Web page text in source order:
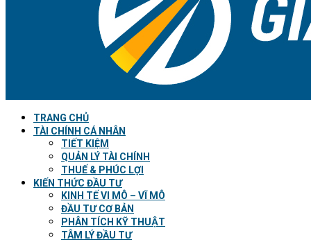
TRANG CHỦ
TÀI CHÍNH CÁ NHÂN
TIẾT KIỆM
QUẢN LÝ TÀI CHÍNH
THUẾ & PHÚC LỢI
KIẾN THỨC ĐẦU TƯ
KINH TẾ VI MÔ – VĨ MÔ
ĐẦU TƯ CƠ BẢN
PHÂN TÍCH KỸ THUẬT
TÂM LÝ ĐẦU TƯ